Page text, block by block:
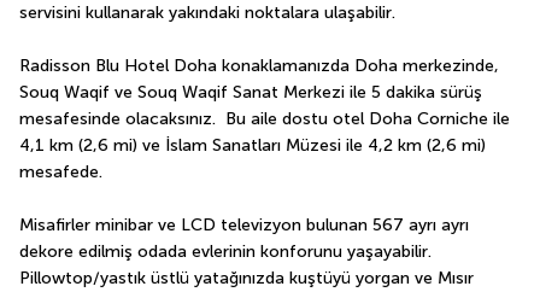
servisini kullanarak yakındaki noktalara ulaşabilir.
Radisson Blu Hotel Doha konaklamanızda Doha merkezinde,
Souq Waqif ve Souq Waqif Sanat Merkezi ile 5 dakika sürüş
mesafesinde olacaksınız.  Bu aile dostu otel Doha Corniche ile
4,1 km (2,6 mi) ve İslam Sanatları Müzesi ile 4,2 km (2,6 mi)
mesafede.
Misafirler minibar ve LCD televizyon bulunan 567 ayrı ayrı
dekore edilmiş odada evlerinin konforunu yaşayabilir.
Pillowtop/yastık üstlü yatağınızda kuştüyü yorgan ve Mısır